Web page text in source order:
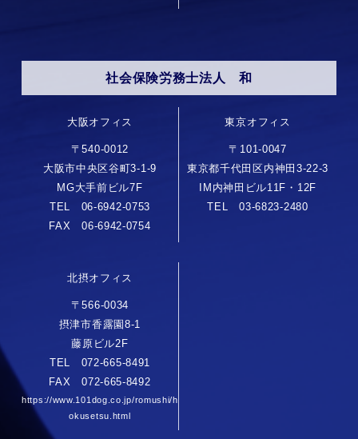
社会保険労務士法人 和
大阪オフィス
〒540-0012
大阪市中央区谷町3-1-9
MG大手前ビル7F
TEL 06-6942-0753
FAX 06-6942-0754
東京オフィス
〒101-0047
東京都千代田区内神田3-22-3
IM内神田ビル11F・12F
TEL 03-6823-2480
北摂オフィス
〒566-0034
摂津市香露園8-1
藤原ビル2F
TEL 072-665-8491
FAX 072-665-8492
https://www.101dog.co.jp/romushi/h
okusetsu.html